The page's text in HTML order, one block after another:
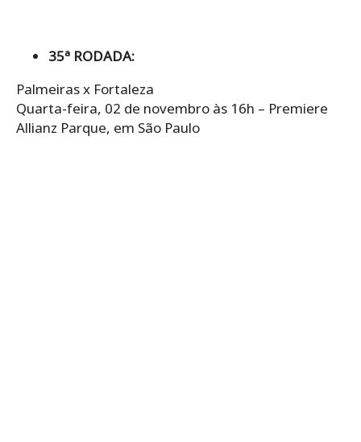
35ª RODADA:
Palmeiras x Fortaleza
Quarta-feira, 02 de novembro às 16h – Premiere
Allianz Parque, em São Paulo